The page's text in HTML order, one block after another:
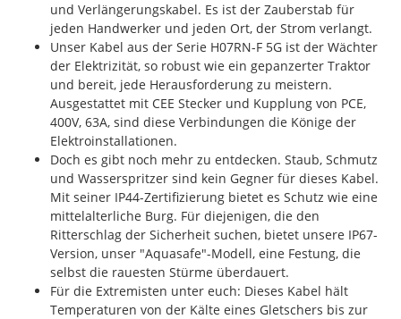
und Verlängerungskabel. Es ist der Zauberstab für
jeden Handwerker und jeden Ort, der Strom verlangt.
Unser Kabel aus der Serie H07RN-F 5G ist der Wächter
der Elektrizität, so robust wie ein gepanzerter Traktor
und bereit, jede Herausforderung zu meistern.
Ausgestattet mit CEE Stecker und Kupplung von PCE,
400V, 63A, sind diese Verbindungen die Könige der
Elektroinstallationen.
Doch es gibt noch mehr zu entdecken. Staub, Schmutz
und Wasserspritzer sind kein Gegner für dieses Kabel.
Mit seiner IP44-Zertifizierung bietet es Schutz wie eine
mittelalterliche Burg. Für diejenigen, die den
Ritterschlag der Sicherheit suchen, bietet unsere IP67-
Version, unser "Aquasafe"-Modell, eine Festung, die
selbst die rauesten Stürme überdauert.
Für die Extremisten unter euch: Dieses Kabel hält
Temperaturen von der Kälte eines Gletschers bis zur